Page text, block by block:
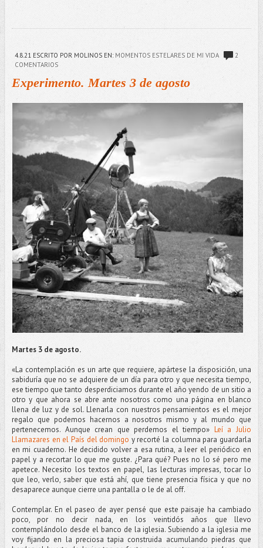
4.8.21 ESCRITO POR MOLINOS EN: MOMENTOS ESTELARES DE MI VIDA
2
COMENTARIOS
Experimento. Martes 3 de agosto
Martes 3 de agosto.
«La contemplación es un arte que requiere, apártese la disposición, una
sabiduría que no se adquiere de un día para otro y que necesita tiempo,
ese tiempo que tanto desperdiciamos durante el año yendo de un sitio a
otro y que ahora se abre ante nosotros como una página en blanco
llena de luz y de sol. Llenarla con nuestros pensamientos es el mejor
regalo que podemos hacernos a nosotros mismo y al mundo que
pertenecemos. Aunque crean que perdemos el tiempo» Leí a Julio
Llamazares en el País del domingo y recorté la columna para guardarla
en mi cuaderno. He decidido volver a esa rutina, a leer el periódico en
papel y a recortar lo que me guste. ¿Para qué? Pues no lo sé pero me
apetece. Necesito los textos en papel, las lecturas impresas, tocar lo
que leo, verlo, saber que está ahí, que tiene presencia física y que no
desaparece aunque cierre una pantalla o le de al off.
Contemplar. En el paseo de ayer pensé que este paisaje ha cambiado
poco, por no decir nada, en los veintidós años que llevo
contemplándolo desde el banco de la iglesia. Subiendo a la iglesia me
voy fijando en la preciosa tapia construida acumulando piedras que